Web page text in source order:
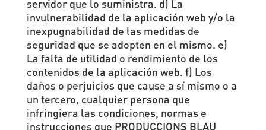
servidor que lo suministra. d) La
invulnerabilidad de la aplicación web y/o la
inexpugnabilidad de las medidas de
seguridad que se adopten en el mismo. e)
La falta de utilidad o rendimiento de los
contenidos de la aplicación web. f) Los
daños o perjuicios que cause a sí mismo o a
un tercero, cualquier persona que
infringiera las condiciones, normas e
instrucciones que PRODUCCIONS BLAU